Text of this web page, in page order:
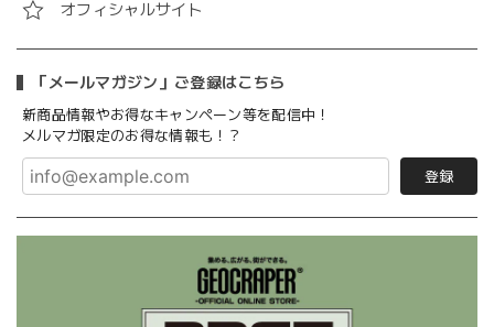
オフィシャルサイト
「メールマガジン」ご登録はこちら
新商品情報やお得なキャンペーン等を配信中！
メルマガ限定のお得な情報も！？
登録